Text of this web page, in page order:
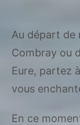
Au départ de
Combray ou
Eure, partez
vous
En ce